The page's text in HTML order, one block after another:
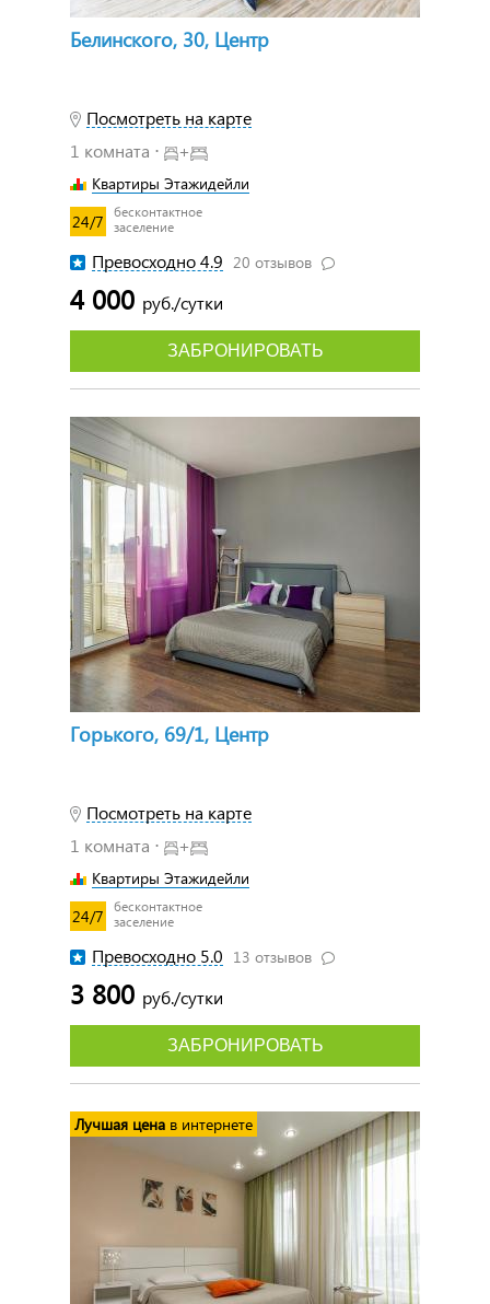
Белинского, 30, Центр
Посмотреть на карте
1 комната ⋅
+
Квартиры Этажидейли
24/7
бесконтактное
заселение
Превосходно 4.9 20 отзывов
4 000 руб./сутки
ЗАБРОНИРОВАТЬ
Горького, 69/1, Центр
Посмотреть на карте
1 комната ⋅
+
Квартиры Этажидейли
24/7
бесконтактное
заселение
Превосходно 5.0 13 отзывов
3 800 руб./сутки
ЗАБРОНИРОВАТЬ
Лучшая цена в интернете